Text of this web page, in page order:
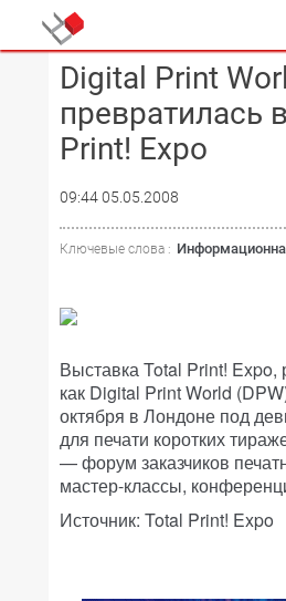
Digital Print
превратилась
Print! Expo
09:44 05.05.2008
Ключевые слова :
Выставка Total Print! Expo,
как Digital Print World
октября в Лондоне под
для печати коротких
— форум заказчиков
мастер-классы,
Источник: Total Print! Expo